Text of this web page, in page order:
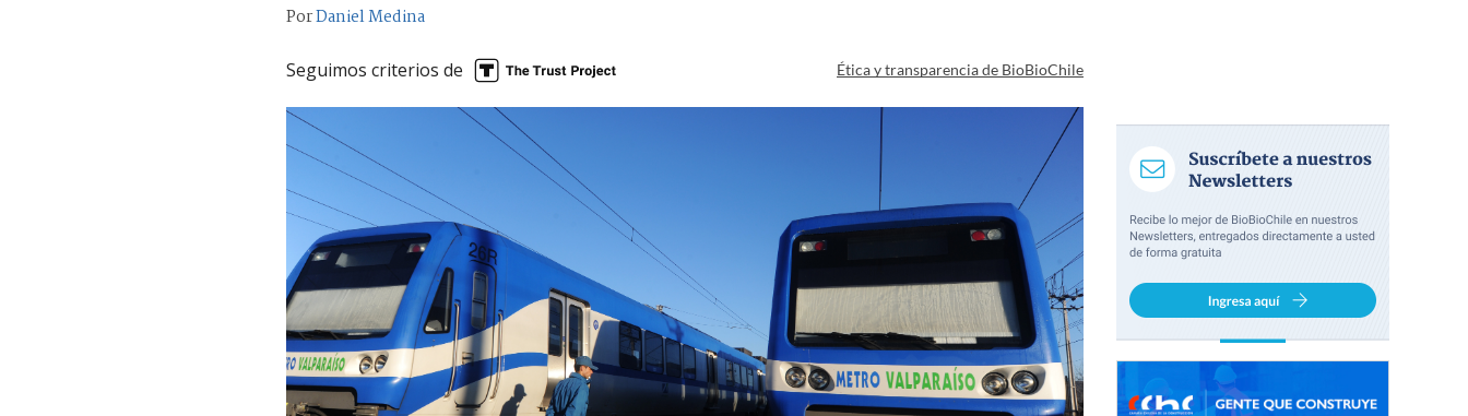
PorDaniel Medina
Seguimos criterios de Ética y transparencia de BioBioChile